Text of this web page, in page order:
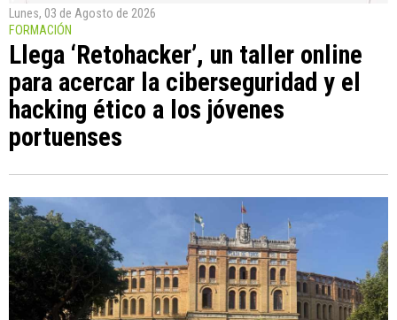
Lunes, 03 de Agosto de 2026
FORMACIÓN
Llega ‘Retohacker’, un taller online
para acercar la ciberseguridad y el
hacking ético a los jóvenes
portuenses